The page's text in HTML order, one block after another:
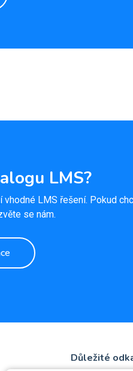
LMS?
LMS řešení. Pokud
se nám.
Důležité